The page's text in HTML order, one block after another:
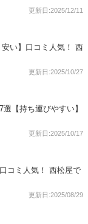
更新日:2025/12/11
安い】口コミ人気！ 西
更新日:2025/10/27
【持ち運びやすい】
更新日:2025/10/17
コミ人気！ 西松屋で
更新日:2025/08/29